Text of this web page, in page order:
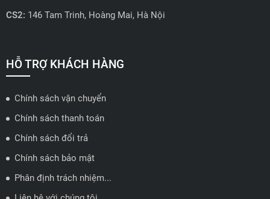
CS2: 146 Tam Trinh, Hoàng Mai, Hà Nội
🗺️Xem trên bản đồ
ĐẠI LÝ QUẬN 2 HCM - HẢI TRIỀU AUTO
🔰 Địa chỉ: 78-80 Vũ Tông Phan, P.An Phú, TP Thủ Đức, TP HCM
📍 Hotline: 0938584113
🗺️Xem trên bản đồ
HỖ TRỢ KHÁCH HÀNG
Chính sách vận chuyển
Chính sách thanh toán
Chính sách đổi trả
Chính sách bảo mật
Phân định trách nhiệm...